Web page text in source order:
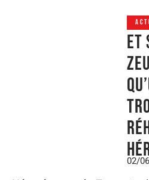
Et
02/